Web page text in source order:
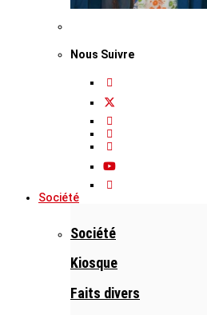
Nous Suivre
Société
Société
Kiosque
Faits divers